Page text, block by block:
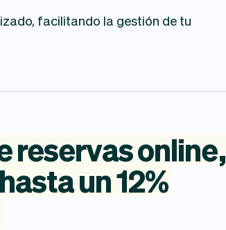
facilitando la gestión de tu
reservasonline,
hastaun12%